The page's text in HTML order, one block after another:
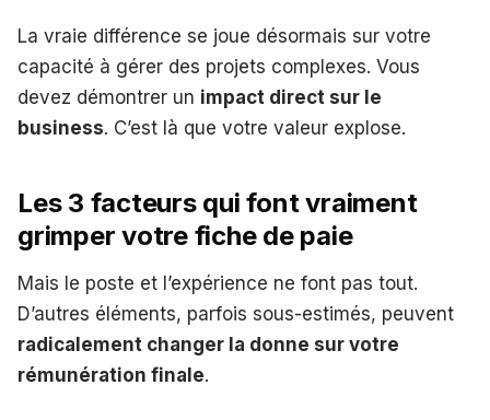
La vraie différence se joue désormais sur votre
capacité à gérer des projets complexes. Vous
devez démontrer un impact direct sur le
business. C’est là que votre valeur explose.
Les 3 facteurs qui font vraiment
grimper votre fiche de paie
Mais le poste et l’expérience ne font pas tout.
D’autres éléments, parfois sous-estimés, peuvent
radicalement changer la donne sur votre
rémunération finale.